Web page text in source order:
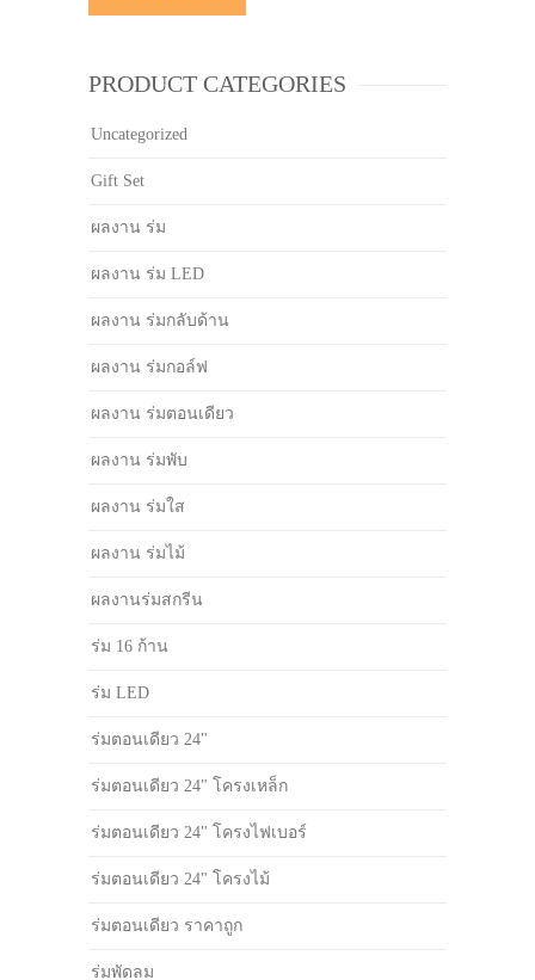
PRODUCT CATEGORIES
Uncategorized
Gift Set
ผลงาน ร่ม
ผลงาน ร่ม LED
ผลงาน ร่มกลับด้าน
ผลงาน ร่มกอล์ฟ
ผลงาน ร่มตอนเดียว
ผลงาน ร่มพับ
ผลงาน ร่มใส
ผลงาน ร่มไม้
ผลงานร่มสกรีน
ร่ม 16 ก้าน
ร่ม LED
ร่มตอนเดียว 24"
ร่มตอนเดียว 24" โครงเหล็ก
ร่มตอนเดียว 24" โครงไฟเบอร์
ร่มตอนเดียว 24" โครงไม้
ร่มตอนเดียว ราคาถูก
ร่มพัดลม